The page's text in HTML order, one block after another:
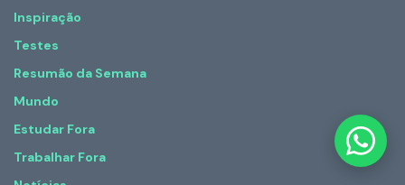
Inspiração
Testes
Resumão da Semana
Mundo
Estudar Fora
Trabalhar Fora